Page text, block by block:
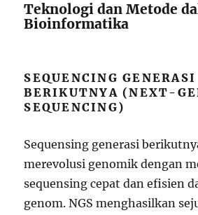
Teknologi dan Metode
Bioinformatika
SEQUENCING GENERASI
BERIKUTNYA (NEXT-
SEQUENCING)
Sequensing generasi
merevolusi genomik dengan
sequensing cepat dan efisien
genom. NGS menghasilkan